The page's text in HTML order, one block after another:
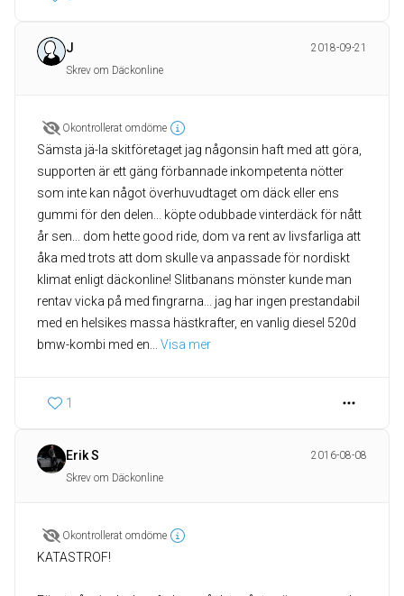
J
2018-09-21
Skrev om Däckonline
Okontrollerat omdöme
Sämsta jä-la skitföretaget jag någonsin haft med att göra,
supporten är ett gäng förbannade inkompetenta nötter
som inte kan något överhuvudtaget om däck eller ens
gummi för den delen... köpte odubbade vinterdäck för nått
år sen... dom hette good ride, dom va rent av livsfarliga att
åka med trots att dom skulle va anpassade för nordiskt
klimat enligt däckonline! Slitbanans mönster kunde man
rentav vicka på med fingrarna... jag har ingen prestandabil
med en helsikes massa hästkrafter, en vanlig diesel 520d
bmw-kombi med en
Visa mer
1
Erik S
2016-08-08
Skrev om Däckonline
Okontrollerat omdöme
KATASTROF!